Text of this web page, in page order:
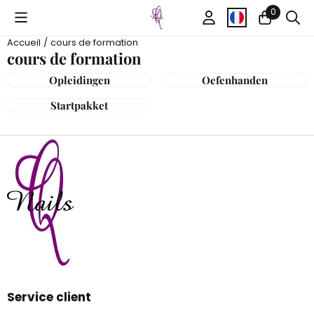
Préférences de cookies disponibles. Choisissez les 0
Accueil / cours de formation
cours de formation
Opleidingen
Oefenhanden
Startpakket
Service client